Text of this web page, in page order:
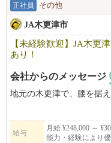
正社員 その他
JA木更津市
【未経験歓迎】JA木更
あり！
会社からのメッセージ
地元の木更津で、腰を据
JA木更津市（木更津市農
員を募集しています。
給与
月給 ¥248,000 ～
能力・経験により